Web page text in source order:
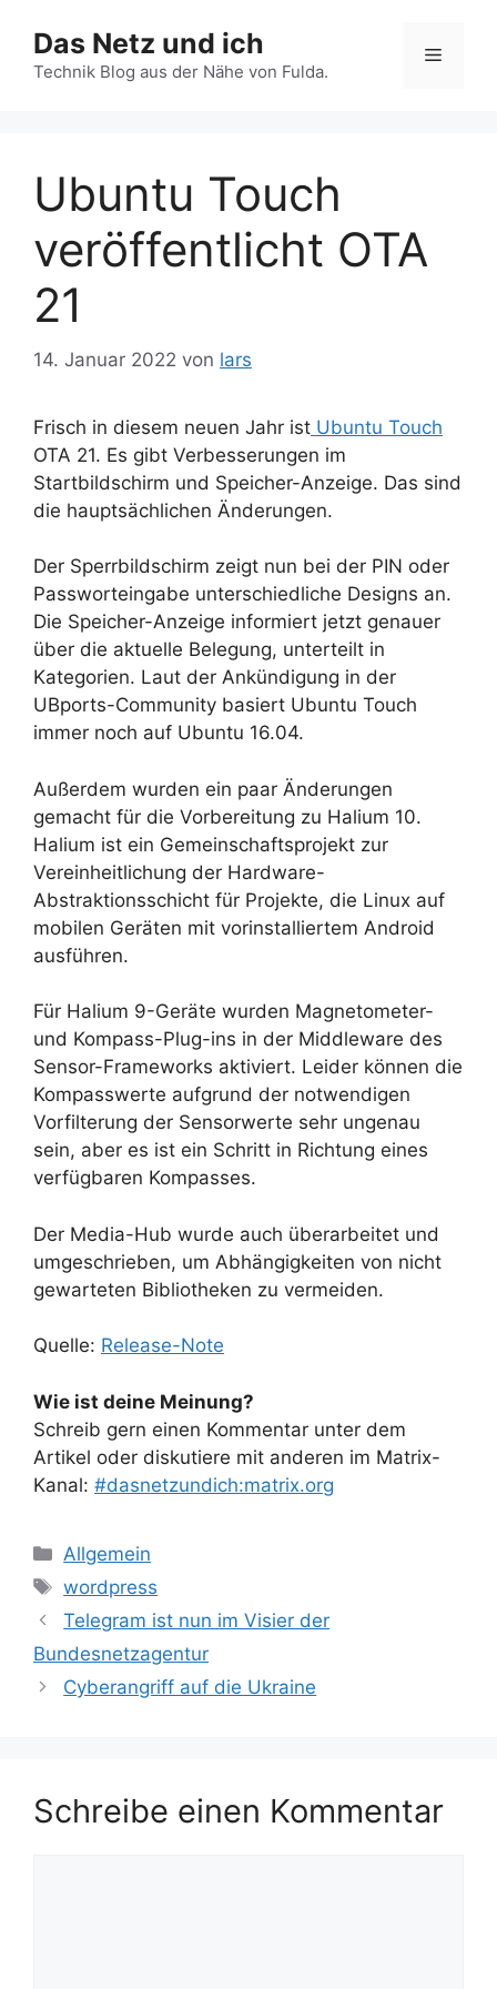
Inhalt
springen
Das Netz und ich
Technik Blog aus der Nähe von Fulda.
Menü
Ubuntu Touch
veröffentlicht OTA
21
14. Januar 2022 von lars
Frisch in diesem neuen Jahr ist Ubuntu Touch
OTA 21. Es gibt Verbesserungen im
Startbildschirm und Speicher-Anzeige. Das sind
die hauptsächlichen Änderungen.
Der Sperrbildschirm zeigt nun bei der PIN oder
Passworteingabe unterschiedliche Designs an.
Die Speicher-Anzeige informiert jetzt genauer
über die aktuelle Belegung, unterteilt in
Kategorien. Laut der Ankündigung in der
UBports-Community basiert Ubuntu Touch
immer noch auf Ubuntu 16.04.
Außerdem wurden ein paar Änderungen
gemacht für die Vorbereitung zu Halium 10.
Halium ist ein Gemeinschaftsprojekt zur
Vereinheitlichung der Hardware-
Abstraktionsschicht für Projekte, die Linux auf
mobilen Geräten mit vorinstalliertem Android
ausführen.
Für Halium 9-Geräte wurden Magnetometer-
und Kompass-Plug-ins in der Middleware des
Sensor-Frameworks aktiviert. Leider können die
Kompasswerte aufgrund der notwendigen
Vorfilterung der Sensorwerte sehr ungenau
sein, aber es ist ein Schritt in Richtung eines
verfügbaren Kompasses.
Der Media-Hub wurde auch überarbeitet und
umgeschrieben, um Abhängigkeiten von nicht
gewarteten Bibliotheken zu vermeiden.
Quelle: Release-Note
Wie ist deine Meinung?
Schreib gern einen Kommentar unter dem
Artikel oder diskutiere mit anderen im Matrix-
Kanal: #dasnetzundich:matrix.org
Kategorien
Allgemein
Schlagwörter
wordpress
Telegram ist nun im Visier der
Bundesnetzagentur
Cyberangriff auf die Ukraine
Schreibe einen Kommentar